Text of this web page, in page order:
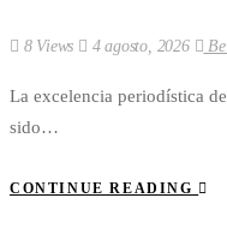
8 Views 4 agosto, 2026
La excelencia periodística
sido…
CONTINUE READING